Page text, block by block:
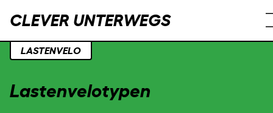
CLEVER UNTERWEGS
LASTENVELO
Lastenvelotypen